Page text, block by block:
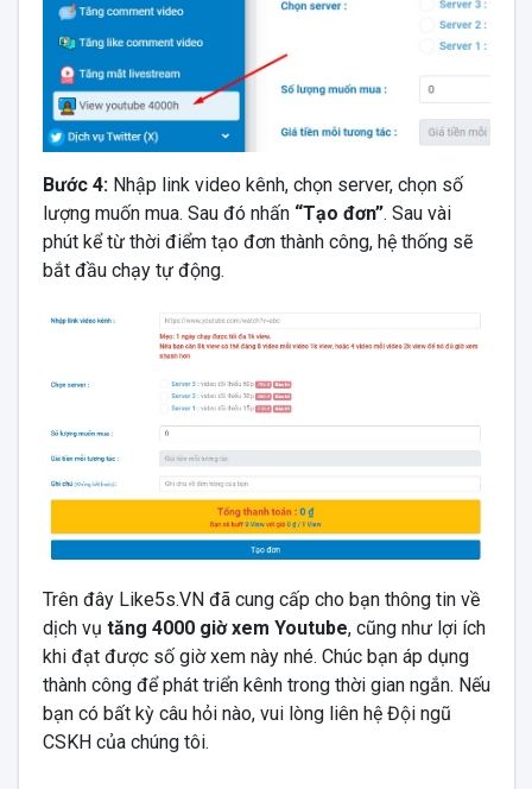
Bước 4: Nhập link video kênh, chọn server, chọn số
lượng muốn mua. Sau đó nhấn “Tạo đơn”. Sau vài
phút kể từ thời điểm tạo đơn thành công, hệ thống sẽ
bắt đầu chạy tự động.
Trên đây Like5s.VN đã cung cấp cho bạn thông tin về
dịch vụ tăng 4000 giờ xem Youtube, cũng như lợi ích
khi đạt được số giờ xem này nhé. Chúc bạn áp dụng
thành công để phát triển kênh trong thời gian ngắn. Nếu
bạn có bất kỳ câu hỏi nào, vui lòng liên hệ Đội ngũ
CSKH của chúng tôi.